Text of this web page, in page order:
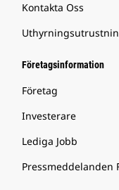
Kontakta Oss
Företagsinformation
Företag
Investerare
Lediga Jobb
Pressmeddelanden